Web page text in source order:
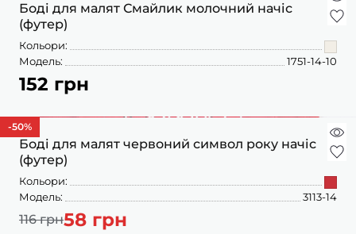
Боді для малят Смайлик молочний начіс
(футер)
Кольори:
Модель:
1751-14-10
152 грн
-50%
Боді для малят червоний символ року начіс
(футер)
Кольори:
Модель:
3113-14
116 грн58 грн